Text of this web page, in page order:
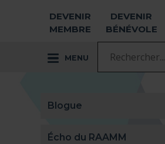
DEVENIR
MEMBRE
DEVENIR
BÉNÉVOLE
MENU
Blogue
Écho du RAAMM